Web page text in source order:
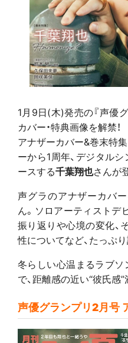
1月9日(木)発売の『声優
カバー・特典画像を解禁！
アナザーカバー&巻末特
ーから1周年、デジタルシ
ースする千葉翔也さんが
声グラのアナザーカバ
ん。ソロアーティストデ
振り返りや心境の変化、
性についてなど、たっぷ
冬らしい心温まるラブソ
で、距離感の近い“彼氏感
声優グランプリ2月号